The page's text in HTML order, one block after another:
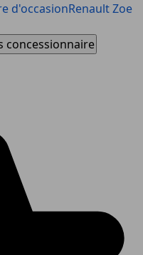
d'occasionRenault Zoe
concessionnaire